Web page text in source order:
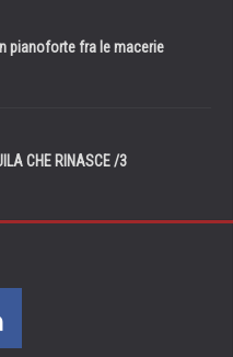
pianoforte fra le macerie
CHE RINASCE /3